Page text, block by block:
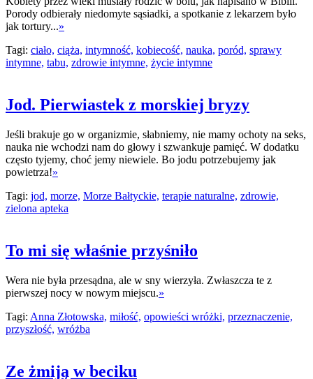
Porody odbierały niedomyte sąsiadki, a spotkanie z lekarzem było
jak tortury...»
Tagi: ciało, ciąża, intymność, kobiecość, nauka, poród, sprawy
intymne, tabu, zdrowie intymne, życie intymne
Jod. Pierwiastek z morskiej bryzy
Jeśli brakuje go w organizmie, słabniemy, nie mamy ochoty na seks,
nauka nie wchodzi nam do głowy i szwankuje pamięć. W dodatku
często tyjemy, choć jemy niewiele. Bo jodu potrzebujemy jak
powietrza!»
Tagi: jod, morze, Morze Bałtyckie, terapie naturalne, zdrowie,
zielona apteka
To mi się właśnie przyśniło
Wera nie była przesądna, ale w sny wierzyła. Zwłaszcza te z
pierwszej nocy w nowym miejscu.»
Tagi: Anna Złotowska, miłość, opowieści wróżki, przeznaczenie,
przyszłość, wróżba
Ze żmiją w beciku